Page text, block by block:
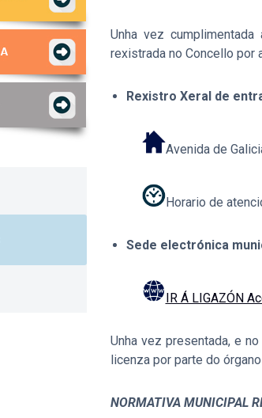
Unha vez
rexistrada no Concello por
Rexistro Xeral de
Avenida de
Horario de
Sede electrónica
IR Á LIGAZÓN
Unha vez presentada, e
licenza por parte do
NORMATIVA MUNICIPAL